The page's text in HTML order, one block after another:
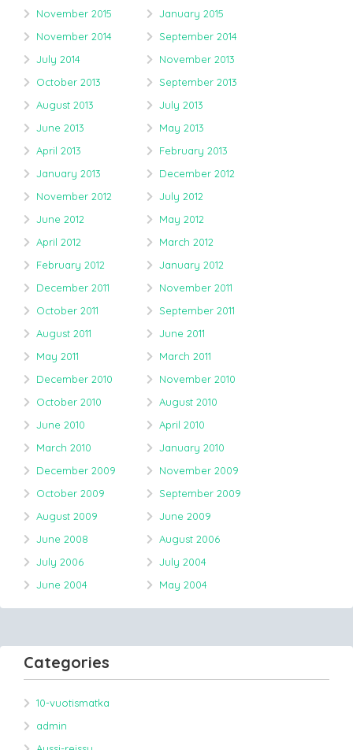
November 2015
January 2015
November 2014
September 2014
July 2014
November 2013
October 2013
September 2013
August 2013
July 2013
June 2013
May 2013
April 2013
February 2013
January 2013
December 2012
November 2012
July 2012
June 2012
May 2012
April 2012
March 2012
February 2012
January 2012
December 2011
November 2011
October 2011
September 2011
August 2011
June 2011
May 2011
March 2011
December 2010
November 2010
October 2010
August 2010
June 2010
April 2010
March 2010
January 2010
December 2009
November 2009
October 2009
September 2009
August 2009
June 2009
June 2008
August 2006
July 2006
July 2004
June 2004
May 2004
Categories
10-vuotismatka
admin